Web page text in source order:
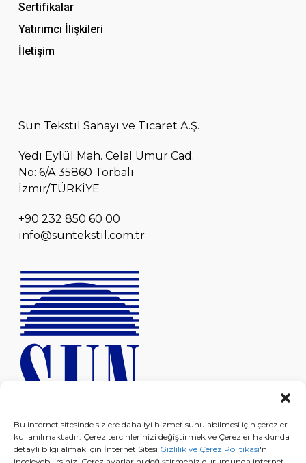
Bu internet sitesinde sizlere daha iyi hizmet sunulabilmesi için çerezler
kullanılmaktadır. Çerez tercihlerinizi değiştirmek ve Çerezler hakkında
detaylı bilgi almak için İnternet Sitesi Gizlilik ve Çerez Politikası'nı
Sertifikalar
Yatırımcı İlişkileri
İletişim
Sun Tekstil Sanayi ve Ticaret A.Ş.
Yedi Eylül Mah. Celal Umur Cad.
No: 6/A 35860 Torbalı
İzmir/TÜRKİYE
+90 232 850 60 00
info@suntekstil.com.tr